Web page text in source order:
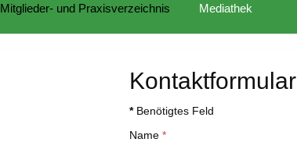
Mitglieder- und Praxisverzeichnis Mediathek
Kontaktformular
*Benötigtes Feld
Name*